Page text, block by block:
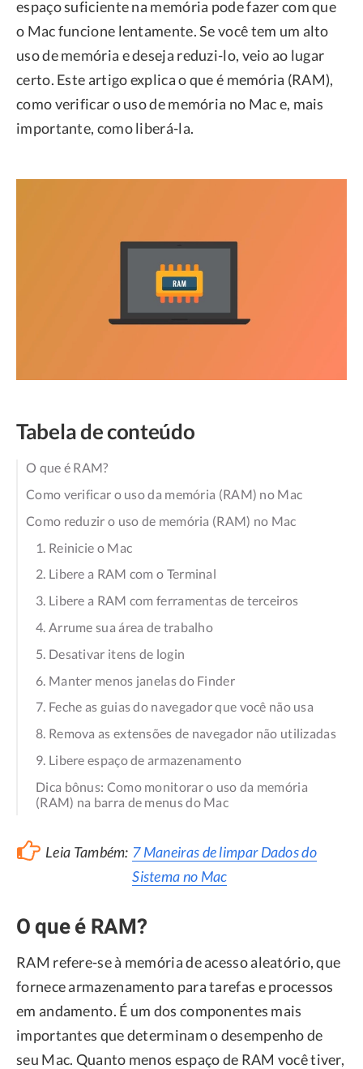
espaço suficiente na memória pode fazer com que
o Mac funcione lentamente. Se você tem um alto
uso de memória e deseja reduzi-lo, veio ao lugar
certo. Este artigo explica o que é memória (RAM),
como verificar o uso de memória no Mac e, mais
importante, como liberá-la.
Tabela de conteúdo
O que é RAM?
Como verificar o uso da memória (RAM) no Mac
Como reduzir o uso de memória (RAM) no Mac
1. Reinicie o Mac
2. Libere a RAM com o Terminal
3. Libere a RAM com ferramentas de terceiros
4. Arrume sua área de trabalho
5. Desativar itens de login
6. Manter menos janelas do Finder
7. Feche as guias do navegador que você não usa
8. Remova as extensões de navegador não utilizadas
9. Libere espaço de armazenamento
Dica bônus: Como monitorar o uso da memória
(RAM) na barra de menus do Mac
Leia Também: 7 Maneiras de limpar Dados do
Sistema no Mac
O que é RAM?
RAM refere-se à memória de acesso aleatório, que
fornece armazenamento para tarefas e processos
em andamento. É um dos componentes mais
importantes que determinam o desempenho de
seu Mac. Quanto menos espaço de RAM você tiver,